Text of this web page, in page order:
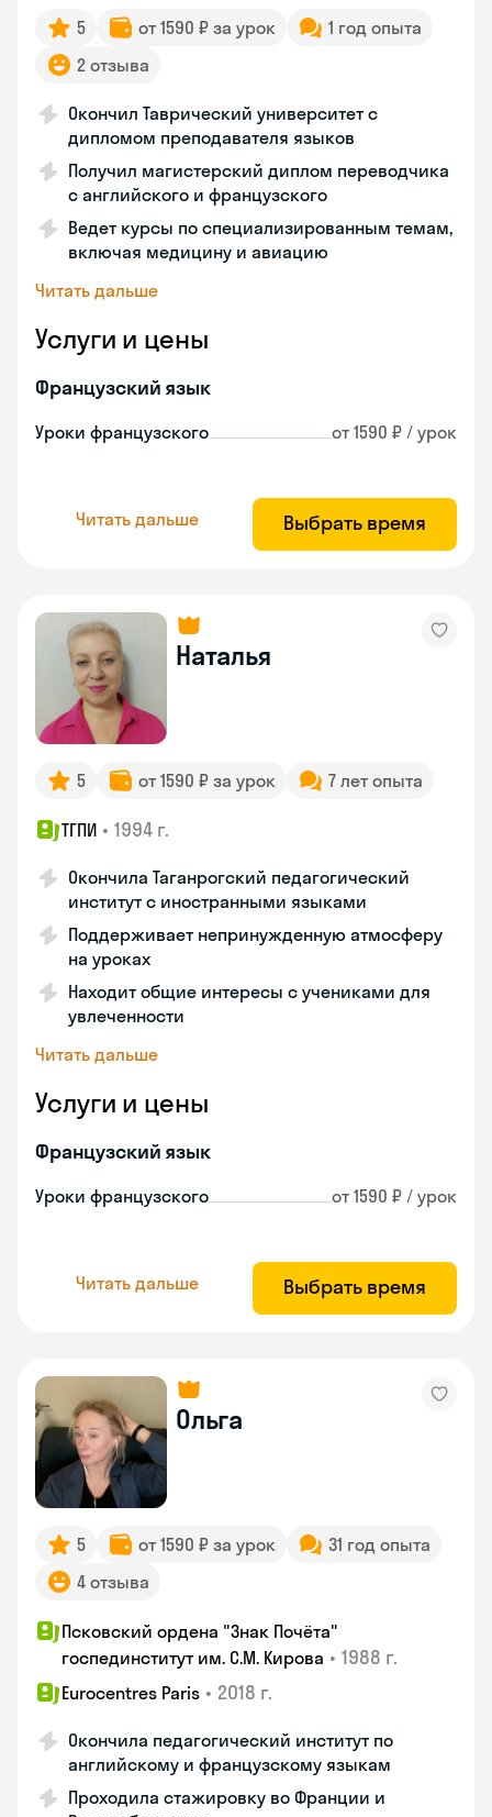
5 от 1590 ₽ за урок
1 год опыта
2 отзыва
Окончил Таврический университет с
дипломом преподавателя языков
Получил магистерский диплом переводчика
с английского и французского
Ведет курсы по специализированным темам,
включая медицину и авиацию
Читать дальше
Услуги и цены
Французский язык
Уроки французского от 1590 ₽ / урок
Читать дальше Выбрать время
Наталья
5 от 1590 ₽ за урок 7 лет опыта
ТГПИ • 1994 г.
Окончила Таганрогский педагогический
институт с иностранными языками
Поддерживает непринужденную атмосферу
на уроках
Находит общие интересы с учениками для
увлеченности
Читать дальше
Услуги и цены
Французский язык
Уроки французского от 1590 ₽ / урок
Читать дальше Выбрать время
Ольга
5 от 1590 ₽ за урок
31 год опыта
4 отзыва
Псковский ордена "Знак Почёта"
госпединститут им. С.М. Кирова • 1988 г.
Eurocentres Paris • 2018 г.
Окончила педагогический институт по
английскому и французскому языкам
Проходила стажировку во Франции и